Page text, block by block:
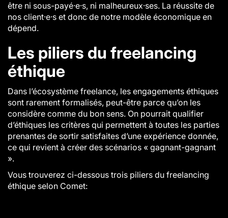
être ni sous-payé·e·s, ni malheureux·ses. La réussite de
nos client·e·s et donc de notre modèle économique en
dépend.
Les piliers du freelancing
éthique
Dans l’écosystème freelance, les engagements éthiques
sont rarement formalisés, peut-être parce qu’on les
considère comme du bon sens. On pourrait qualifier
d’éthiques les critères qui permettent à toutes les parties
prenantes de sortir satisfaites d’une expérience donnée,
ce qui revient à créer des scénarios « gagnant-gagnant
».
Vous trouverez ci-dessous trois piliers du freelancing
éthique selon Comet: